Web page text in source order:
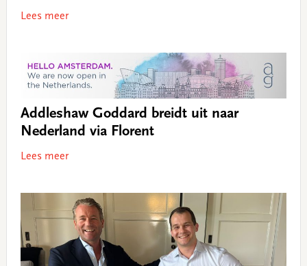
Lees meer
Addleshaw Goddard breidt uit naar
Nederland via Florent
Lees meer